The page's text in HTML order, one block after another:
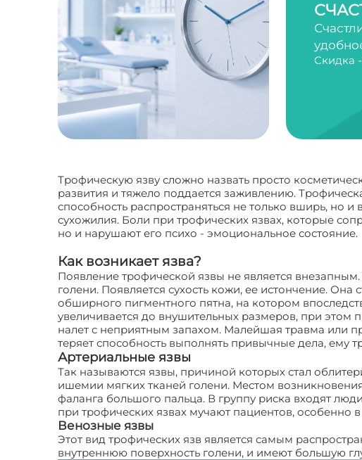
Скидка
Трофическую язву сложно назвать просто
развития и тяжело поддается заживлению.
способность распространяться не только вширь, но
сухожилия. Боли при трофических язвах, которые
но и нарушают его психо - эмоциональное состояние.
Как возникает язва?
Появление трофической язвы не является
голени. Появляется сухость кожи, ее истончение.
обширного пигментного пятна, на котором
увеличивается до внушительных размеров, при этом
налет с неприятным запахом. Малейшая травма или
теряет способность выполнять привычные дела, ему
Артериальные язвы
Так называются язвы, причиной которых стал
ишемии мягких тканей голени. Местом
фаланга большого пальца. В группу риска входят
при трофических язвах мучают пациентов, особенно
Венозные язвы
Этот вид трофических язв является самым
внутреннюю поверхность голени, и имеют большую